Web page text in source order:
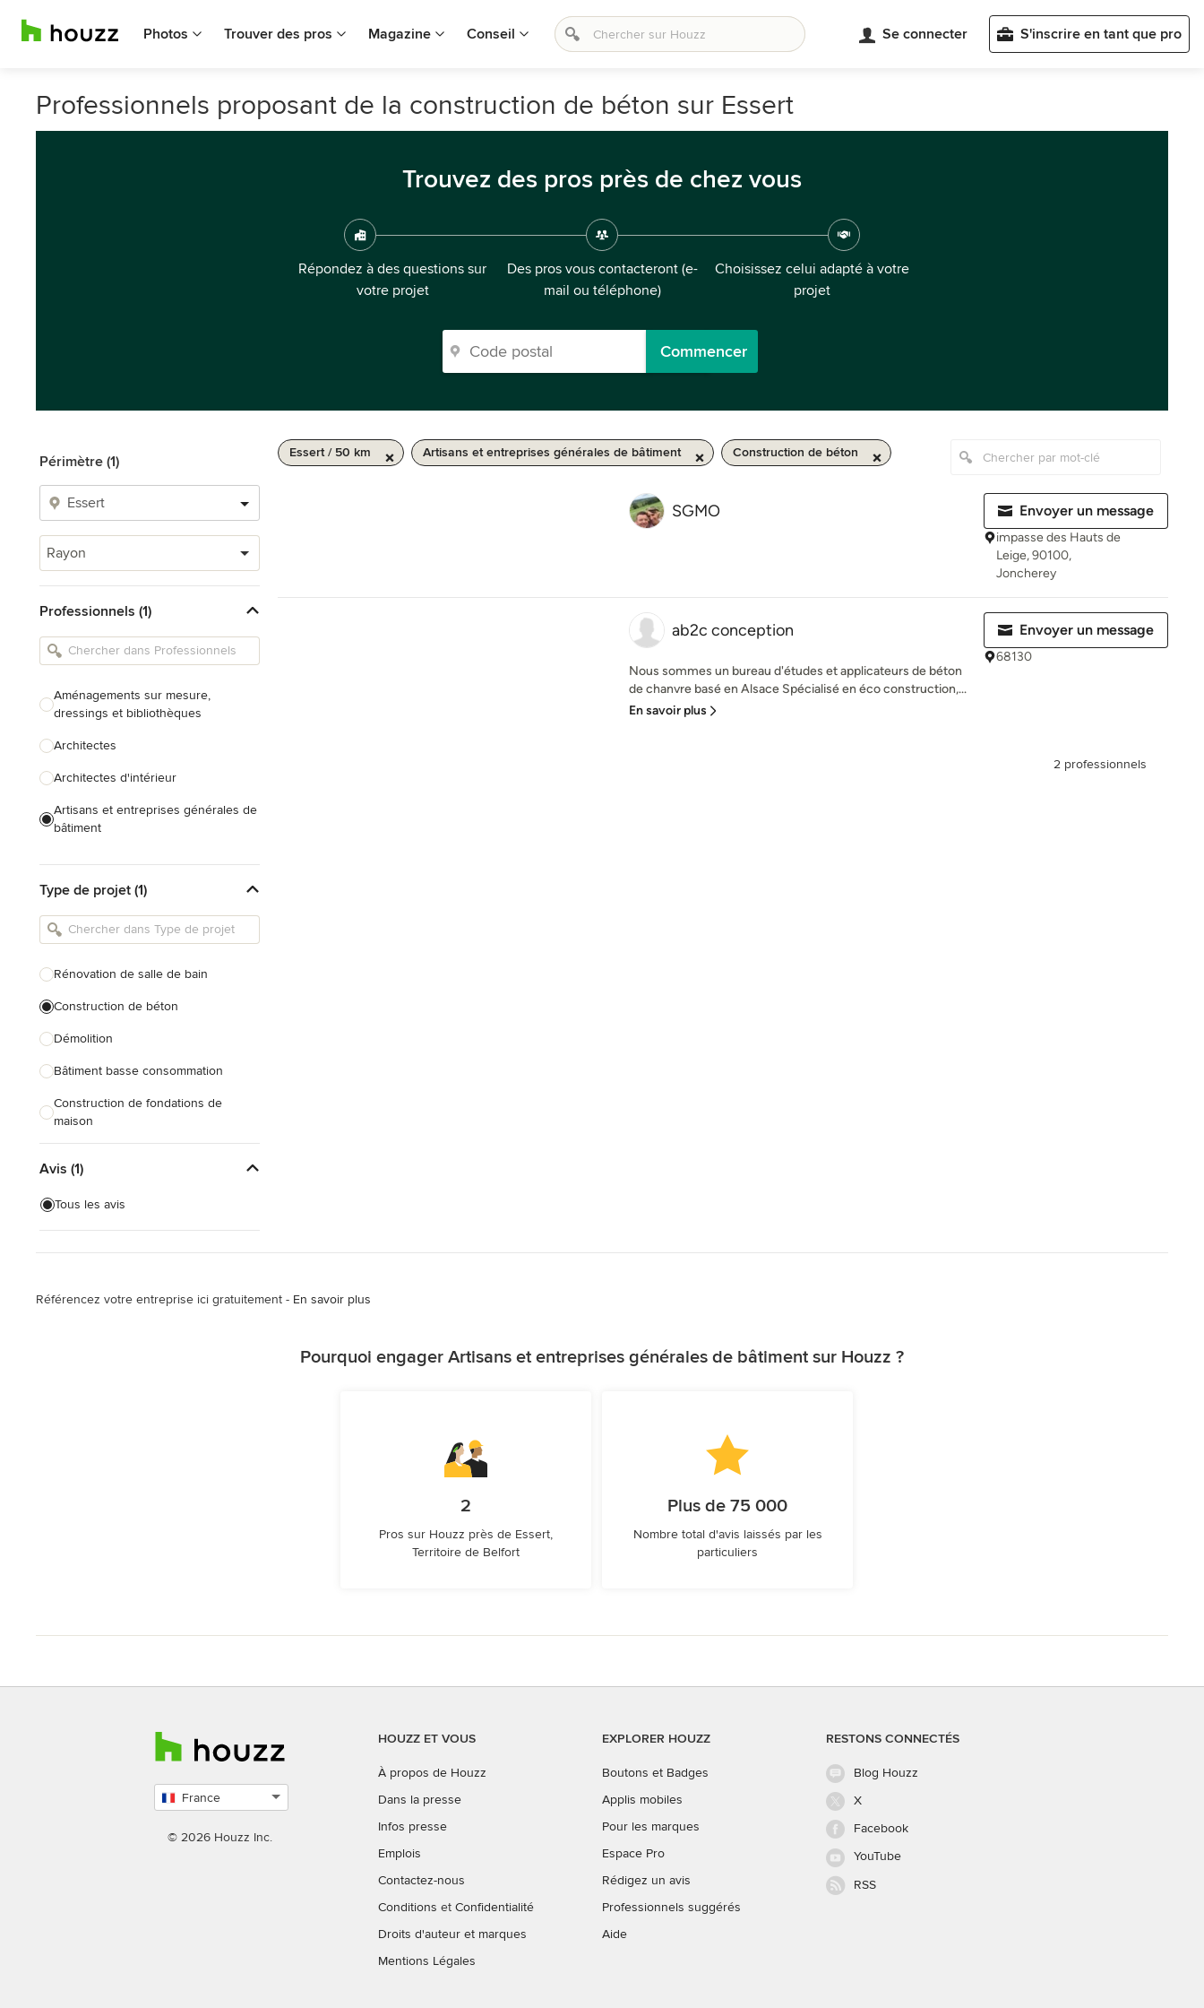
Photos Trouver des pros Magazine Conseil Se connecter S'inscrire en tant que pro
Professionnels proposant de la construction de béton sur Essert
Trouvez des pros près de chez vous
Répondez à des questions sur
votre projet
Des pros vous contacteront (e-
mail ou téléphone)
Choisissez celui adapté à votre
projet
Commencer
Périmètre (1)
Rayon
Professionnels (1)
Aménagements sur mesure,
dressings et bibliothèques
Architectes
Architectes d'intérieur
Artisans et entreprises générales de
bâtiment
Charpentiers
Constructeurs de maison
cuisine
Décorateurs d'intérieur
Home organisers
Tout voir
Type de projet (1)
Rénovation de salle de bain
Construction de béton
Démolition
Bâtiment basse consommation
Construction de fondations de
maison
Agrandissement de maison
Avis (1)
Tous les avis
Essert / 50 km Artisans et entreprises générales de bâtiment Construction de béton
SGMO Envoyer un message
impasse des Hauts de
Leige, 90100,
Joncherey
ab2c conception
Nous sommes un bureau d'études et applicateurs de béton
de chanvre basé en Alsace Spécialisé en éco construction,...
En savoir plus
Envoyer un message
68130
2 professionnels
Référencez votre entreprise ici gratuitement - En savoir plus
Pourquoi engager Artisans et entreprises générales de bâtiment sur Houzz ?
2
Pros sur Houzz près de Essert,
Territoire de Belfort
Plus de 75 000
Nombre total d'avis laissés par les
particuliers
France
© 2026 Houzz Inc.
HOUZZ ET VOUS
À propos de Houzz
Dans la presse
Infos presse
Emplois
Contactez-nous
Conditions et Confidentialité
Droits d'auteur et marques
Mentions Légales
EXPLORER HOUZZ
Boutons et Badges
Applis mobiles
Pour les marques
Espace Pro
Rédigez un avis
Professionnels suggérés
Aide
RESTONS CONNECTÉS
Blog Houzz
X
Facebook
YouTube
RSS